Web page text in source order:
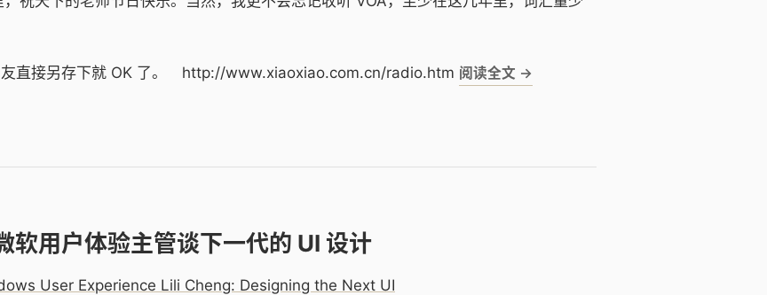
直接另存下就 OK 了。 http://www.xiaoxiao.com.cn/radio.htm
软用户体验主管谈下一代的 UI 设计
User Experience Lili Cheng: Designing the Next UI